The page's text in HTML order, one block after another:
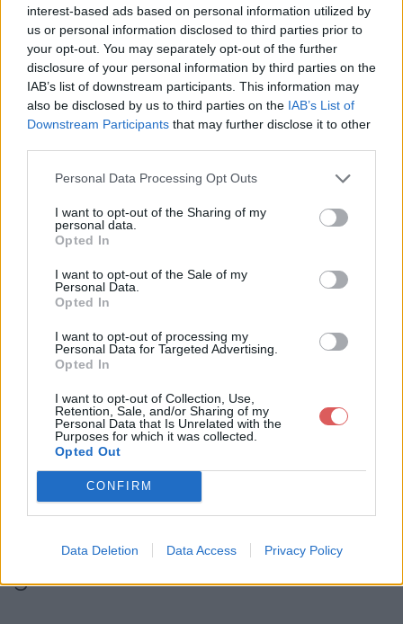
interest-based ads based on personal information utilized by
us or personal information disclosed to third parties prior to
your opt-out. You may separately opt-out of the further
disclosure of your personal information by third parties on the
IAB’s list of downstream participants. This information may
also be disclosed by us to third parties on the IAB’s List of
Downstream Participants that may further disclose it to other
Personal Data Processing Opt Outs
I want to opt-out of the Sharing of my
personal data.
Opted In
I want to opt-out of the Sale of my
Personal Data.
Opted In
I want to opt-out of processing my
Personal Data for Targeted Advertising.
Opted In
I want to opt-out of Collection, Use,
Retention, Sale, and/or Sharing of my
Personal Data that Is Unrelated with the
Purposes for which it was collected.
Opted Out
CONFIRM
Data Deletion Data Access Privacy Policy
Partager le fichier recepice.jpg
sur le Web et les réseaux
sociaux:
Télécharger le fichier recepice.jp
g